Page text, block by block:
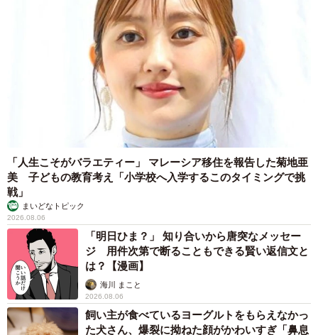
「人生こそがバラエティー」 マレーシア移住を報告した菊地亜
美 子どもの教育考え「小学校へ入学するこのタイミングで挑
戦」
まいどなトピック
2026.08.06
「明日ひま？」 知り合いから唐突なメッセー
ジ 用件次第で断ることもできる賢い返信文と
は？【漫画】
海川 まこと
2026.08.06
飼い主が食べているヨーグルトをもらえなかっ
た犬さん、爆裂に拗ねた顔がかわいすぎ「鼻息